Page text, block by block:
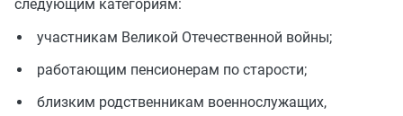
следующим категориям:
участникам Великой Отечественной войны;
работающим пенсионерам по старости;
близким родственникам военнослужащих,